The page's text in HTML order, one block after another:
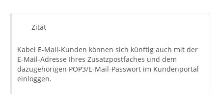
Zitat
Kabel E-Mail-Kunden können sich künftig auch mit der
E-Mail-Adresse Ihres Zusatzpostfaches und dem
dazugehörigen POP3/E-Mail-Passwort im Kundenportal
einloggen.